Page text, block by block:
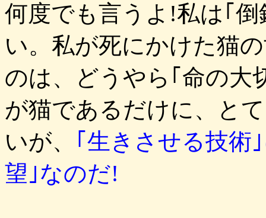
何度でも言うよ!私は｢
い。私が死にかけた猫
のは、どうやら｢命の大
が猫であるだけに、と
いが、
｢生きさせる技術
望｣なのだ!